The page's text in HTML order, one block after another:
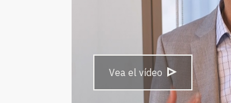
Vea el vídeo